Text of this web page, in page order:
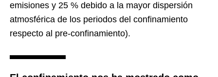
emisiones y 25 % debido a la mayor dispersión
atmosférica de los periodos del confinamiento
respecto al pre-confinamiento).